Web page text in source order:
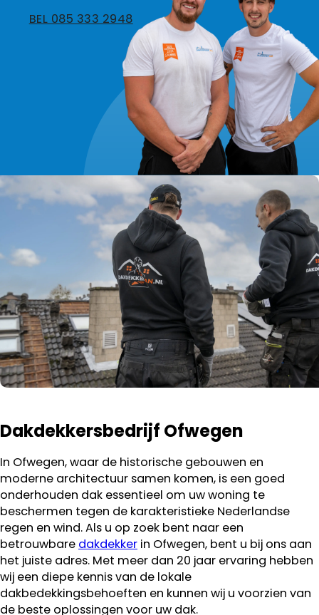
BEL 085 333 2948
Dakdekkersbedrijf Ofwegen
In Ofwegen, waar de historische gebouwen en
moderne architectuur samen komen, is een goed
onderhouden dak essentieel om uw woning te
beschermen tegen de karakteristieke Nederlandse
regen en wind. Als u op zoek bent naar een
betrouwbare dakdekker in Ofwegen, bent u bij ons aan
het juiste adres. Met meer dan 20 jaar ervaring hebben
wij een diepe kennis van de lokale
dakbedekkingsbehoeften en kunnen wij u voorzien van
de beste oplossingen voor uw dak.